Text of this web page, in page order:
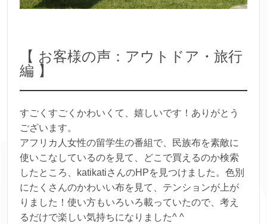
【 お客様の声：アウトドア・旅行
編 】
すごくすごくかわいくて、嬉しいです！ありがとう
ございます。
アフリカ人女性の留学生の番組で、民族布を素敵に
使いこなしているのを見て、どこで買えるのか検索
したところ、katikatiさんのHPを見つけました。色別
にたくさんのかわいい布を見て、テンションが上が
りました！使い方もいろいろ載っていたので、考え
るだけで楽しい気持ちになりました^ ^